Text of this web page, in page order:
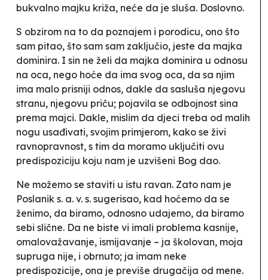
bukvalno majku križa, neće da je sluša. Doslovno.
S obzirom na to da poznajem i porodicu, ono što
sam pitao, što sam sam zaključio, jeste da majka
dominira. I sin ne želi da majka dominira u odnosu
na oca, nego hoće da ima svog oca, da sa njim
ima malo prisniji odnos, dakle da sasluša njegovu
stranu, njegovu priču; pojavila se odbojnost sina
prema majci. Dakle, mislim da djeci treba od malih
nogu usađivati, svojim primjerom, kako se živi
ravnopravnost, s tim da moramo uključiti ovu
predispoziciju koju nam je uzvišeni Bog dao.
Ne možemo se staviti u istu ravan. Zato nam je
Poslanik s. a. v. s. sugerisao, kad hoćemo da se
ženimo, da biramo, odnosno udajemo, da biramo
sebi slične. Da ne biste vi imali problema kasnije,
omalovažavanje, ismijavanje – ja školovan, moja
supruga nije, i obrnuto; ja imam neke
predispozicije, ona je previše drugačija od mene.